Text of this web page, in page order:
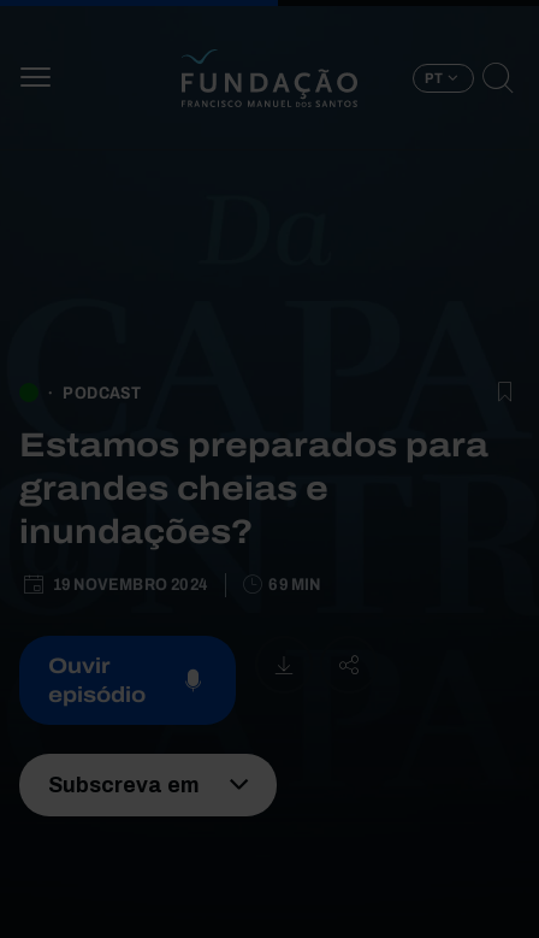
PT
PODCAST
Estamos preparados para
grandes cheias e
inundações?
19 NOVEMBRO 2024 69 MIN
Ouvir
episódio
Subscreva em